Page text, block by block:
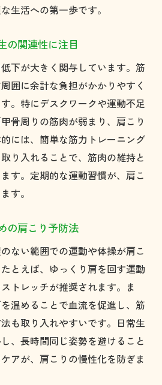
生活への第一歩です。
の関連性に注目
下が大きく関与しています。筋
囲に余計な負担がかかりやすく
。特にデスクワークや運動不足
骨周りの筋肉が弱まり、肩こり
には、簡単な筋力トレーニング
り入れることで、筋肉の維持と
す。定期的な運動習慣が、肩こ
す。
の肩こり予防法
ない範囲での運動や体操が肩こ
とえば、ゆっくり肩を回す運動
トレッチが推奨されます。ま
温めることで血流を促進し、筋
も取り入れやすいです。日常生
、長時間同じ姿勢を避けること
アが、肩こりの慢性化を防ぎま